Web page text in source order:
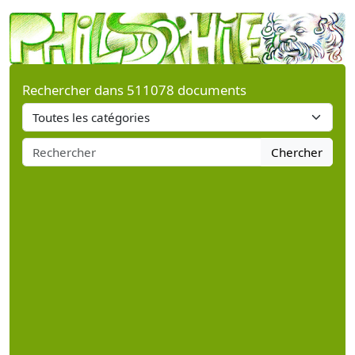
Rechercher dans 511078 documents
Chercher